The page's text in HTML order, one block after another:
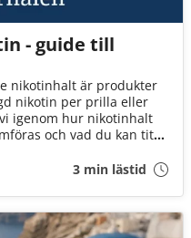
- guide till
nikotinhalt är produkter
nikotin per prilla eller
igenom hur nikotinhalt
och vad du kan titta
3 min lästid